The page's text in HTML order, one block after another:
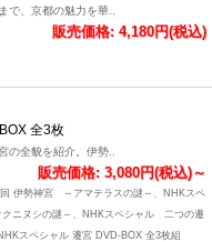
で、京都の魅力を華..
販売価格: 4,180円(税込)
全3枚
の全貌を紹介。伊勢..
販売価格: 3,080円(税込)～
伊勢神宮 ～アマテラスの謎～、NHKスペ
ニヌシの謎～、NHKスペシャル 二つの遷
スペシャル 遷宮 DVD-BOX 全3枚組